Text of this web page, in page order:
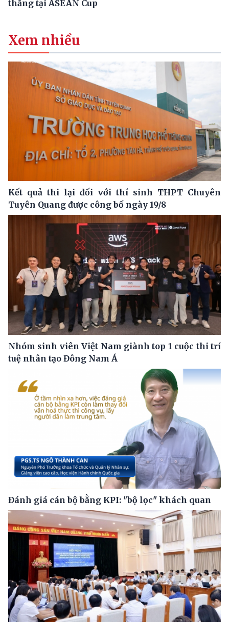
thắng tại ASEAN Cup
Xem nhiều
Kết quả thi lại đối với thí sinh THPT Chuyên
Tuyên Quang được công bố ngày 19/8
Nhóm sinh viên Việt Nam giành top 1 cuộc thi trí
tuệ nhân tạo Đông Nam Á
Đánh giá cán bộ bằng KPI: "bộ lọc" khách quan